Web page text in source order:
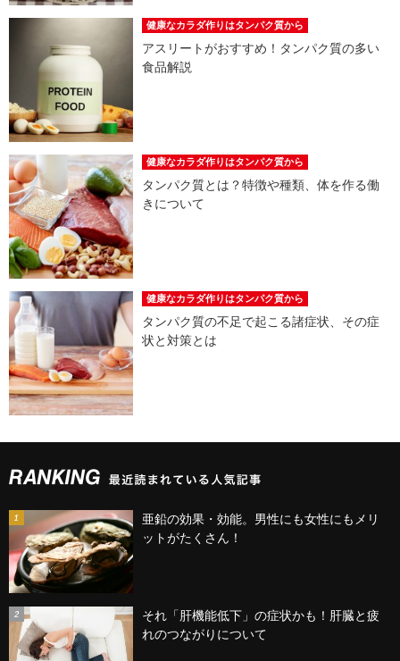
健康なカラダ作りはタンパク質から
アスリートがおすすめ！タンパク質の多い
食品解説
健康なカラダ作りはタンパク質から
タンパク質とは？特徴や種類、体を作る働
きについて
健康なカラダ作りはタンパク質から
タンパク質の不足で起こる諸症状、その症
状と対策とは
亜鉛の効果・効能。男性にも女性にもメリ
ットがたくさん！
それ「肝機能低下」の症状かも！肝臓と疲
れのつながりについて